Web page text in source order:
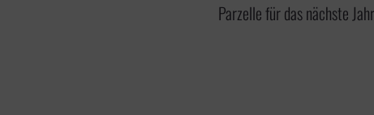
Parzelle für das nächste